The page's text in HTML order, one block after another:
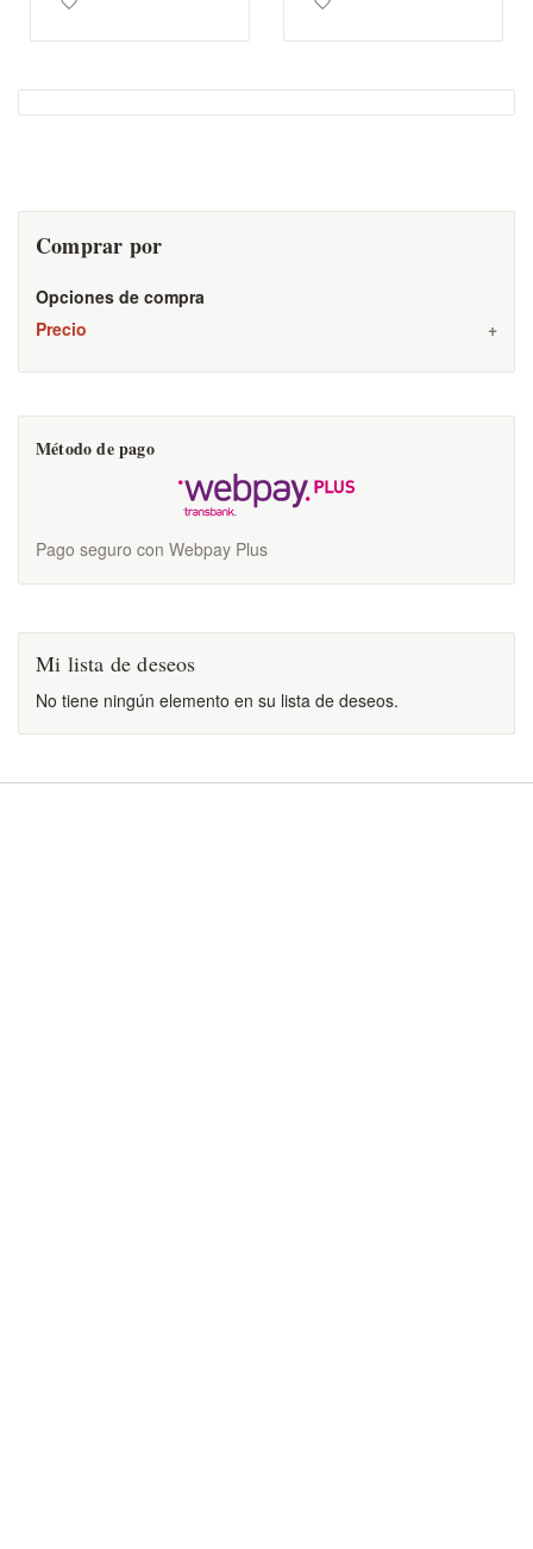
Comprar por
Opciones de compra
Precio
Método de pago
Pago seguro con Webpay Plus
Mi lista de deseos
No tiene ningún elemento en su lista de deseos.